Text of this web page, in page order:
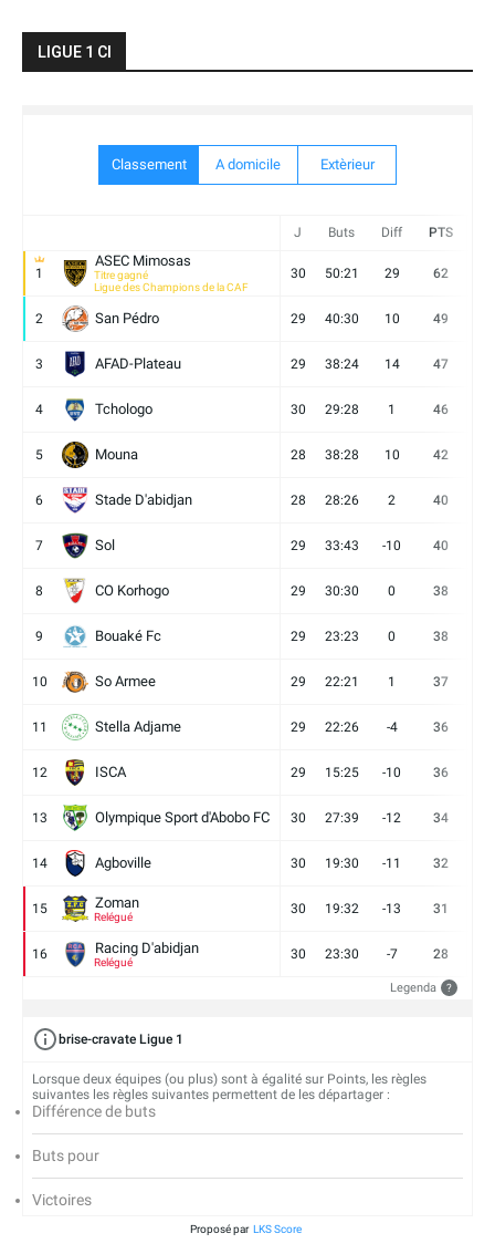
LIGUE 1 CI
Classement A domicile Extèrieur
J Buts Diff PTS
1
ASEC Mimosas
Titre gagné
Ligue des Champions de la CAF
30 50:21 29 62
2 San Pédro 29 40:30 10 49
3 AFAD-Plateau 29 38:24 14 47
4 Tchologo 30 29:28 1 46
5 Mouna 28 38:28 10 42
6 Stade D'abidjan 28 28:26 2 40
7 Sol 29 33:43 -10 40
8 CO Korhogo 29 30:30 0 38
9 Bouaké Fc 29 23:23 0 38
10 So Armee 29 22:21 1 37
11 Stella Adjame 29 22:26 -4 36
12 ISCA 29 15:25 -10 36
13 Olympique Sport d'Abobo FC 30 27:39 -12 34
14 Agboville 30 19:30 -11 32
15 Zoman
Relégué
30 19:32 -13 31
16 Racing D'abidjan
Relégué
30 23:30 -7 28
Legenda ?
brise-cravate Ligue 1
Lorsque deux équipes (ou plus) sont à égalité sur Points, les règles
suivantes les règles suivantes permettent de les départager :
Différence de buts
Buts pour
Victoires
Proposé par LKS Score